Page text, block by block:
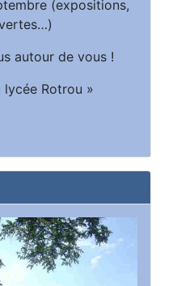
(expositions,
autour de vous !
lycée Rotrou »